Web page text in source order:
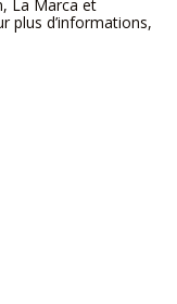
La Marca et
plus d’informations,